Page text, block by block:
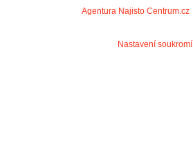
Agentura Najisto Centrum.cz
Nastavení soukromí